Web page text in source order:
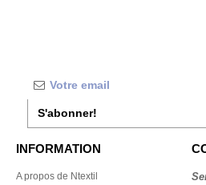
S'abonner!
INFORMATION
A propos de Ntextil